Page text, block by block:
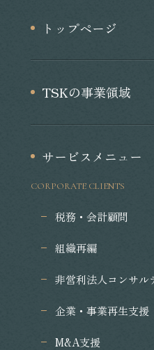
トップページ
TSKの事業領域
サービスメニュー
CORPORATE CLIENTS
税務・会計顧問
組織再編
非営利法人コンサル
企業・事業再生支援
M&A支援